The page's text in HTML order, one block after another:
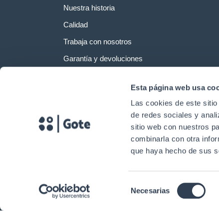
Esta página web usa
Las cookies de este
de redes sociales y
sitio web con nuestros
combinarla con otra
que haya hecho de sus
de
Necesarias
Nuestra historia
Calidad
Trabaja con nosotros
Garantía y devoluciones
Copyright © 2024. Gtlan Soluciones en Telecomunicaciones Todos